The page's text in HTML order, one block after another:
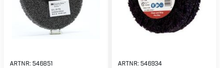
ARTNR: 546851 ARTNR: 546934